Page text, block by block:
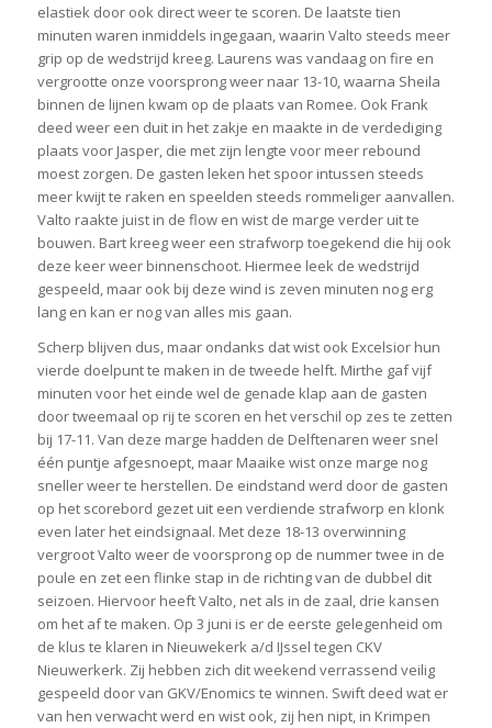
elastiek door ook direct weer te scoren. De laatste tien
minuten waren inmiddels ingegaan, waarin Valto steeds meer
grip op de wedstrijd kreeg. Laurens was vandaag on fire en
vergrootte onze voorsprong weer naar 13-10, waarna Sheila
binnen de lijnen kwam op de plaats van Romee. Ook Frank
deed weer een duit in het zakje en maakte in de verdediging
plaats voor Jasper, die met zijn lengte voor meer rebound
moest zorgen. De gasten leken het spoor intussen steeds
meer kwijt te raken en speelden steeds rommeliger aanvallen.
Valto raakte juist in de flow en wist de marge verder uit te
bouwen. Bart kreeg weer een strafworp toegekend die hij ook
deze keer weer binnenschoot. Hiermee leek de wedstrijd
gespeeld, maar ook bij deze wind is zeven minuten nog erg
lang en kan er nog van alles mis gaan.
Scherp blijven dus, maar ondanks dat wist ook Excelsior hun
vierde doelpunt te maken in de tweede helft. Mirthe gaf vijf
minuten voor het einde wel de genade klap aan de gasten
door tweemaal op rij te scoren en het verschil op zes te zetten
bij 17-11. Van deze marge hadden de Delftenaren weer snel
één puntje afgesnoept, maar Maaike wist onze marge nog
sneller weer te herstellen. De eindstand werd door de gasten
op het scorebord gezet uit een verdiende strafworp en klonk
even later het eindsignaal. Met deze 18-13 overwinning
vergroot Valto weer de voorsprong op de nummer twee in de
poule en zet een flinke stap in de richting van de dubbel dit
seizoen. Hiervoor heeft Valto, net als in de zaal, drie kansen
om het af te maken. Op 3 juni is er de eerste gelegenheid om
de klus te klaren in Nieuwekerk a/d IJssel tegen CKV
Nieuwerkerk. Zij hebben zich dit weekend verrassend veilig
gespeeld door van GKV/Enomics te winnen. Swift deed wat er
van hen verwacht werd en wist ook, zij hen nipt, in Krimpen